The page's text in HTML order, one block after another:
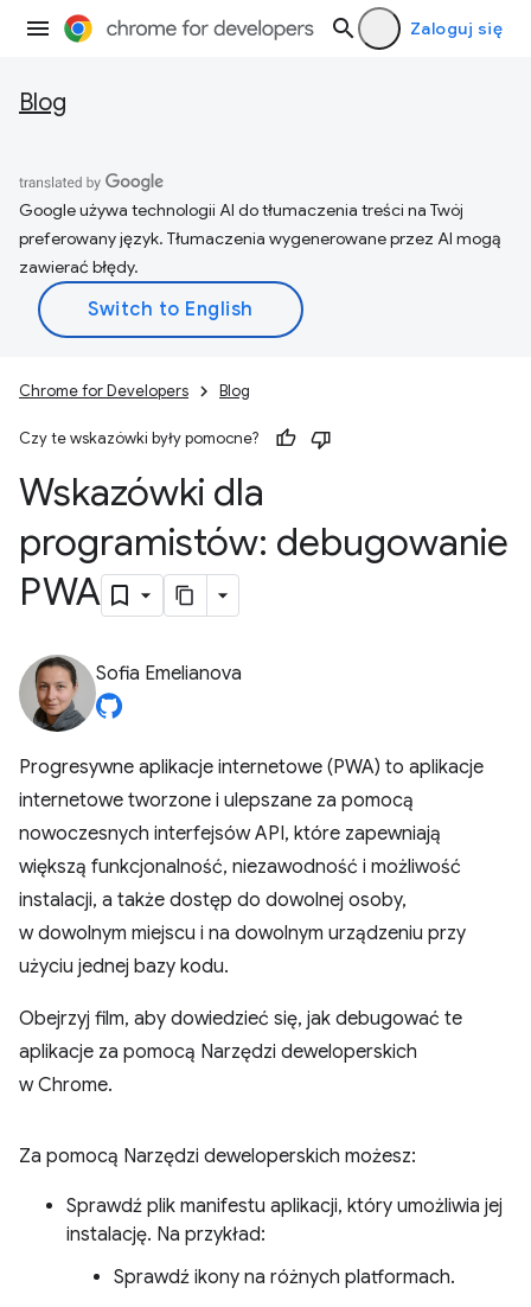
Zaloguj się
Blog
Google używa technologii AI do tłumaczenia treści na Twój
preferowany język. Tłumaczenia wygenerowane przez AI mogą
zawierać błędy.
Chrome for Developers Blog
Czy te wskazówki były pomocne?
Wskazówki dla
programistów: debugowanie
PWA
Sofia Emelianova
Progresywne aplikacje internetowe (PWA) to aplikacje
internetowe tworzone i ulepszane za pomocą
nowoczesnych interfejsów API, które zapewniają
większą funkcjonalność, niezawodność i możliwość
instalacji, a także dostęp do dowolnej osoby,
w dowolnym miejscu i na dowolnym urządzeniu przy
użyciu jednej bazy kodu.
Obejrzyj film, aby dowiedzieć się, jak debugować te
aplikacje za pomocą Narzędzi deweloperskich
w Chrome.
Za pomocą Narzędzi deweloperskich możesz:
Sprawdź plik manifestu aplikacji, który umożliwia jej
instalację. Na przykład:
Sprawdź ikony na różnych platformach.